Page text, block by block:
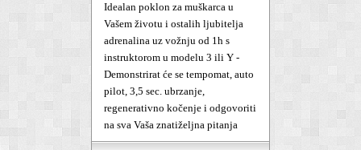
Idealan poklon za muškarca u
Vašem životu i ostalih ljubitelja
adrenalina uz vožnju od 1h s
instruktorom u modelu 3 ili Y -
Demonstrirat će se tempomat, auto
pilot, 3,5 sec. ubrzanje,
regenerativno kočenje i odgovoriti
na sva Vaša znatiželjna pitanja